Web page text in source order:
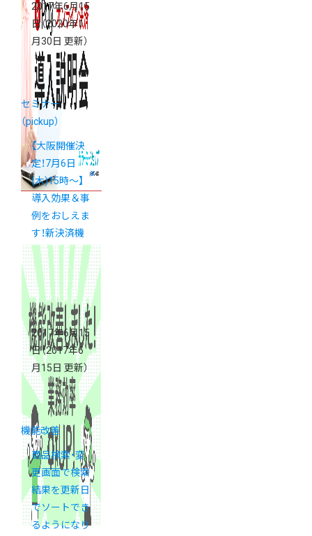
2017年6月15
日（2020年1
月30日 更新）
セミナー
（pickup）
【大阪開催決
定！7月6日
(木)15時〜】
導入効果＆事
例をおしえま
す！新決済機
能「楽天ペイ
（オンライン
決済）」導入説
明会
2017年6月15
日（2017年6
月15日 更新）
機能改善
商品検索・変
更画面で検索
結果を更新日
でソートでき
るようになり